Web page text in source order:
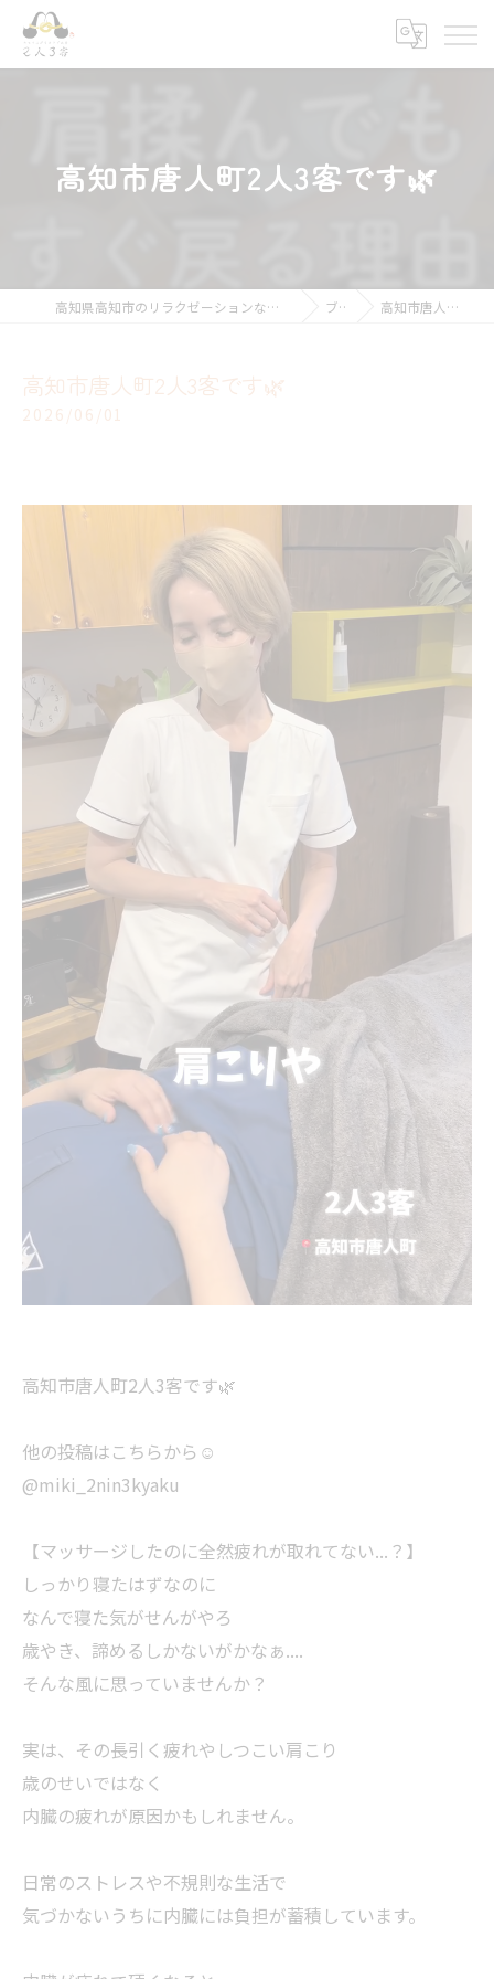
高知市唐人町2人3客です🌿
高知県高知市のリラクゼーションならキモチ上がるカラダ改善 2人3客 ブログ 高知市唐人町2人3客です🌿
高知市唐人町2人3客です🌿
2026/06/01
高知市唐人町2人3客です🌿
他の投稿はこちらから☺️
@miki_2nin3kyaku
【マッサージしたのに全然疲れが取れてない...？】
しっかり寝たはずなのに
なんで寝た気がせんがやろ
歳やき、諦めるしかないがかなぁ....
そんな風に思っていませんか？
実は、その長引く疲れやしつこい肩こり
歳のせいではなく
内臓の疲れが原因かもしれません。
日常のストレスや不規則な生活で
気づかないうちに内臓には負担が蓄積しています。